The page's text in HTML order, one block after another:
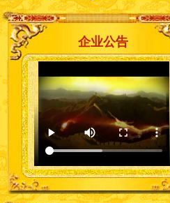
企业公告